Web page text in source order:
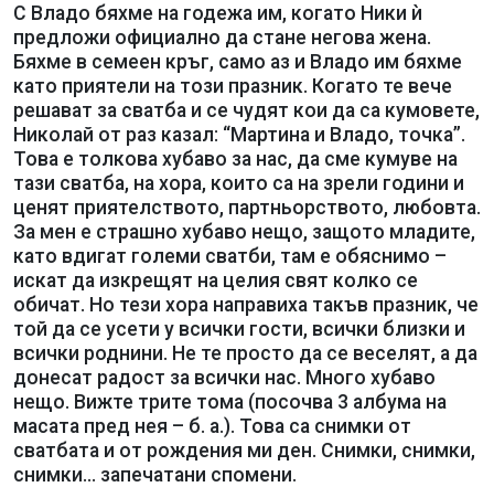
С Владо бяхме на годежа им, когато Ники ѝ
предложи официално да стане негова жена.
Бяхме в семеен кръг, само аз и Владо им бяхме
като приятели на този празник. Когато те вече
решават за сватба и се чудят кои да са кумовете,
Николай от раз казал: “Мартина и Владо, точка”.
Това е толкова хубаво за нас, да сме кумуве на
тази сватба, на хора, които са на зрели години и
ценят приятелството, партньорството, любовта.
За мен е страшно хубаво нещо, защото младите,
като вдигат големи сватби, там е обяснимо –
искат да изкрещят на целия свят колко се
обичат. Но тези хора направиха такъв празник, че
той да се усети у всички гости, всички близки и
всички роднини. Не те просто да се веселят, а да
донесат радост за всички нас. Много хубаво
нещо. Вижте трите тома (посочва 3 албума на
масата пред нея – б. а.). Това са снимки от
сватбата и от рождения ми ден. Снимки, снимки,
снимки... запечатани спомени.